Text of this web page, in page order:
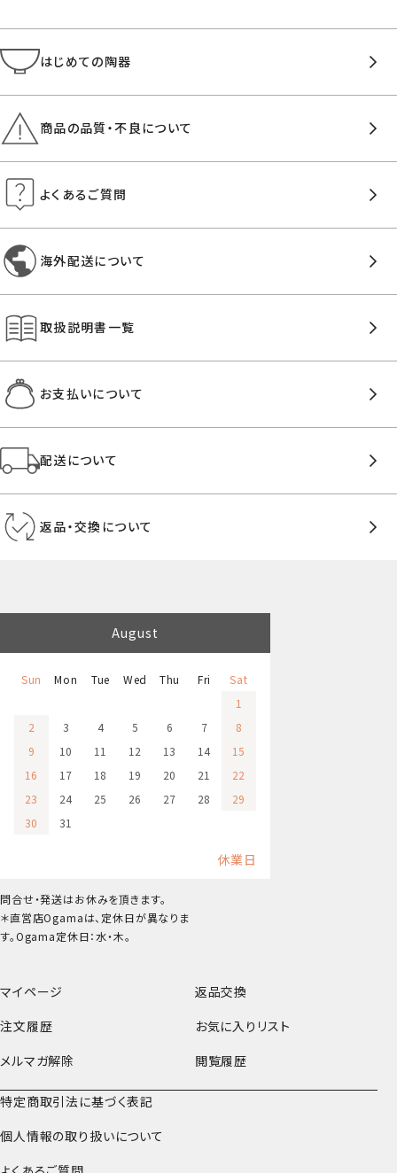
はじめての陶器
商品の品質・不良について
よくあるご質問
海外配送について
取扱説明書一覧
お支払いについて
配送について
返品・交換について
マイページ
返品交換
注文履歴
お気に入りリスト
メルマガ解除
閲覧履歴
特定商取引法に基づく表記
個人情報の取り扱いについて
August
Sun Mon Tue Wed Thu Fri
Sat
1
2
3 4 5 6 7
8
9
10 11 12 13 14
15
16
17 18 19 20 21
22
23
24 25 26 27 28
29
30
31
休業日
問合せ・発送はお休みを頂きます。
＊直営店Ogamaは、定休日が異なりま
す。Ogama定休日：水・木。